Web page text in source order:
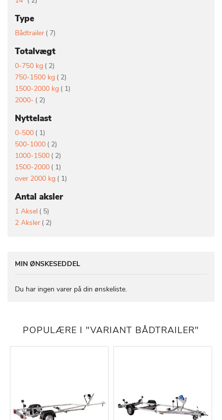
Type
Bådtrailer 7vare
Totalvægt
0-750 kg 2vare
750-1500 kg
2vare
1500-2000 kg
1vare
2000-
2vare
Nyttelast
0-500 1vare
500-1000
2vare
1000-1500
2vare
1500-2000
1vare
over 2000 kg
1vare
Antal aksler
1 Aksel 5vare
2 Aksler
2vare
MIN ØNSKESEDDEL
Du har ingen varer på din ønskeliste.
POPULÆRE I "VARIANT BÅDTRAILER"